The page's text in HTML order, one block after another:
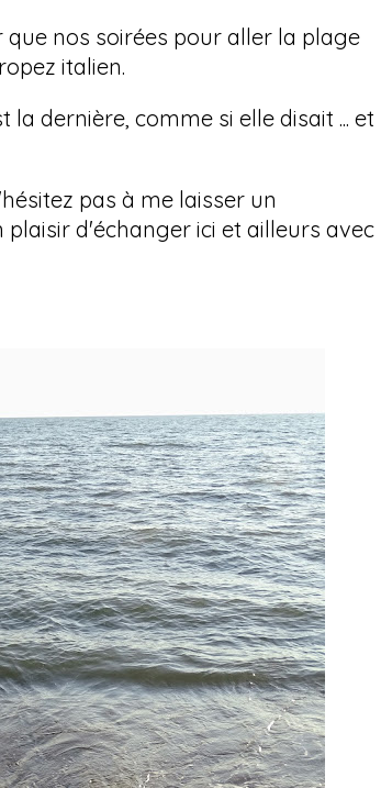
nos soirées pour aller la plage
italien.
dernière, comme si elle disait ... et
pas à me laisser un
d'échanger ici et ailleurs avec